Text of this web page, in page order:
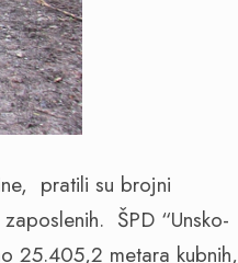
pratili su brojni
ŠPD “Unsko-
25.405,2 metara kubnih,